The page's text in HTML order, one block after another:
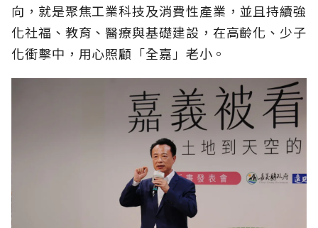
向，就是聚焦工業科技及消費性產業，並且持續強
化社福、教育、醫療與基礎建設，在高齡化、少子
化衝擊中，用心照顧「全嘉」老小。